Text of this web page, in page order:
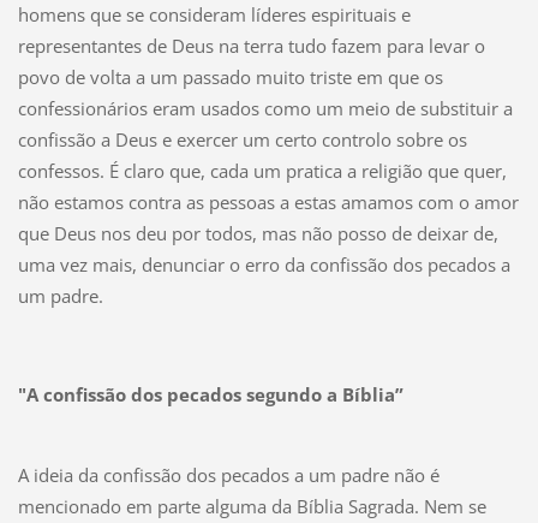
homens que se consideram líderes espirituais e
representantes de Deus na terra tudo fazem para levar o
povo de volta a um passado muito triste em que os
confessionários eram usados como um meio de substituir a
confissão a Deus e exercer um certo controlo sobre os
confessos. É claro que, cada um pratica a religião que quer,
não estamos contra as pessoas a estas amamos com o amor
que Deus nos deu por todos, mas não posso de deixar de,
uma vez mais, denunciar o erro da confissão dos pecados a
um padre.
"A confissão dos pecados segundo a Bíblia”
A ideia da confissão dos pecados a um padre não é
mencionado em parte alguma da Bíblia Sagrada. Nem se